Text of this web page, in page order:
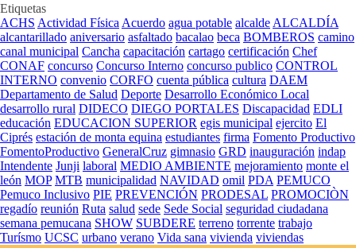
Etiquetas
ACHS Actividad Física Acuerdo agua potable alcalde ALCALDÍA
alcantarillado aniversario asfaltado bacalao beca BOMBEROS camino
canal municipal Cancha capacitación cartago certificación Chef
CONAF concurso Concurso Interno concurso publico CONTROL
INTERNO convenio CORFO cuenta pública cultura DAEM
Departamento de Salud Deporte Desarrollo Económico Local
desarrollo rural DIDECO DIEGO PORTALES Discapacidad EDLI
educación EDUCACION SUPERIOR egis municipal ejercito El
Ciprés estación de monta equina estudiantes firma Fomento Productivo
FomentoProductivo GeneralCruz gimnasio GRD inauguración indap
Intendente Junji laboral MEDIO AMBIENTE mejoramiento monte el
león MOP MTB municipalidad NAVIDAD omil PDA PEMUCO
Pemuco Inclusivo PIE PREVENCIÓN PRODESAL PROMOCIÒN
regadío reunión Ruta salud sede Sede Social seguridad ciudadana
semana pemucana SHOW SUBDERE terreno torrente trabajo
Turísmo UCSC urbano verano Vida sana vivienda viviendas